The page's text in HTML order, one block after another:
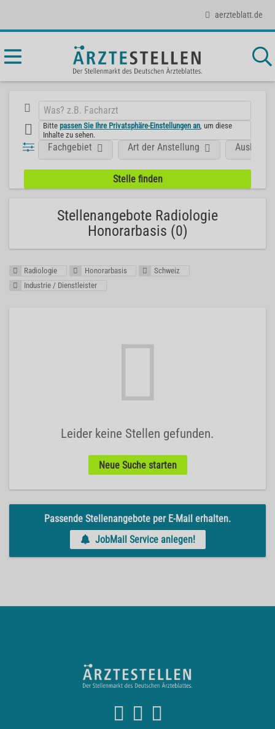
aerzteblatt.de
Bittepassen Sie Ihre Privatsphäre-Einstellungen an , um diese
Inhalte zu sehen.
Fachgebiet Art der Anstellung Ausland
Stellenangebote Radiologie
Honorarbasis (0)
Radiologie Honorarbasis
Schweiz
Industrie / Dienstleister
Leider keine Stellen gefunden.
Neue Suche starten
Passende Stellenangebote per E-Mail erhalten.
JobMail Service anlegen!